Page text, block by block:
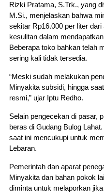
Rizki Pratama, S.Trk., yang
M.Si., menjelaskan bahwa
sekitar Rp16.000 per liter
kesulitan dalam
Beberapa toko bahkan telah
sering kali tidak tersedia.
“Meski sudah melakukan
Minyakita subsidi, hingga
resmi,” ujar Iptu Redho.
Selain pengecekan di pasar,
beras di Gudang Bulog
saat ini mencukupi untuk
Lebaran.
Pemerintah dan aparat
Minyakita dan bahan pokok
diminta untuk melaporkan